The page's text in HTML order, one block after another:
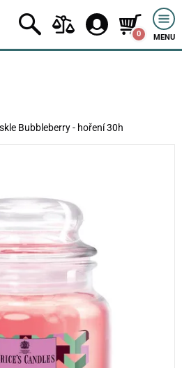
0 MENU
Bubbleberry - hoření 30h